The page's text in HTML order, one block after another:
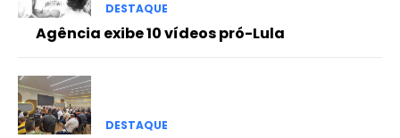
DESTAQUE
Agência exibe 10 vídeos pró-Lula
DESTAQUE